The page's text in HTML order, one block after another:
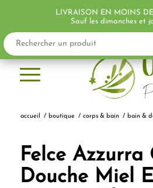
accueil / boutique / corps & bain / bain &
Felce Azzurra
Douche Miel
LIVRAISON EN MOINS
Sauf les dimanches et